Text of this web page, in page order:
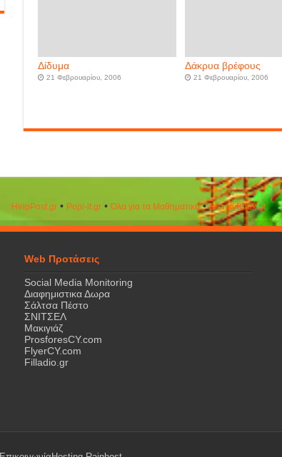
Δίδυμα
21 Φεβρουαρίου, 2006
Δάκρυα βρέφους
21 Φεβρουαρίου, 2006
HelpPost.gr• Popi-it.gr•Όλα για τα Μαθηματικά•ΒeautyΒook.gr
Web Προτάσεις
Social Media Monitoring
Διαφημιστικα Δωρα
Σάλτσα Πέστο
ΣΝΙΤΣΕΛ
Μακιγιάζ
ProsforesCY.com
FlyerCY.com
Filladio.gr